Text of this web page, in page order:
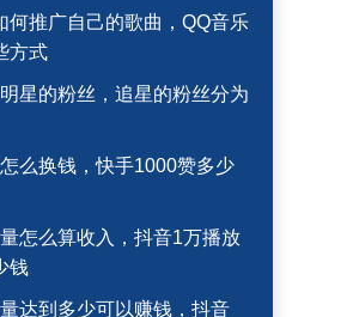
何推广自己的歌曲，QQ音乐
方式
星的粉丝，追星的粉丝分为
么换钱，快手1000赞多少
怎么算收入，抖音1万播放
钱
达到多少可以赚钱，抖音